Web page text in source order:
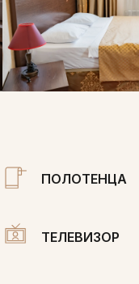
ПОЛОТЕНЦА
ТЕЛЕВИЗОР